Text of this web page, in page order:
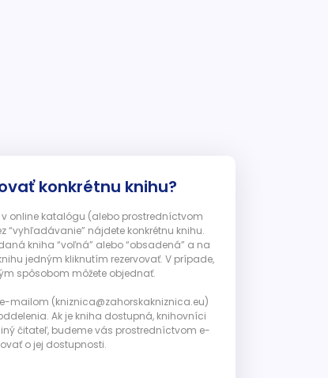
konkrétnu knihu?
online katalógu (alebo prostredníctvom
“vyhľadávanie” nájdete konkrétnu knihu.
kniha “voľná” alebo “obsadená” a na
jedným kliknutím rezervovať. V prípade,
spôsobom môžete objednať.
mailom (kniznica@zahorskakniznica.eu)
Ak je kniha dostupná, knihovníci
čitateľ, budeme vás prostredníctvom e-
o jej dostupnosti.